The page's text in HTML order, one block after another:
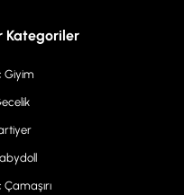
Kategoriler
Giyim